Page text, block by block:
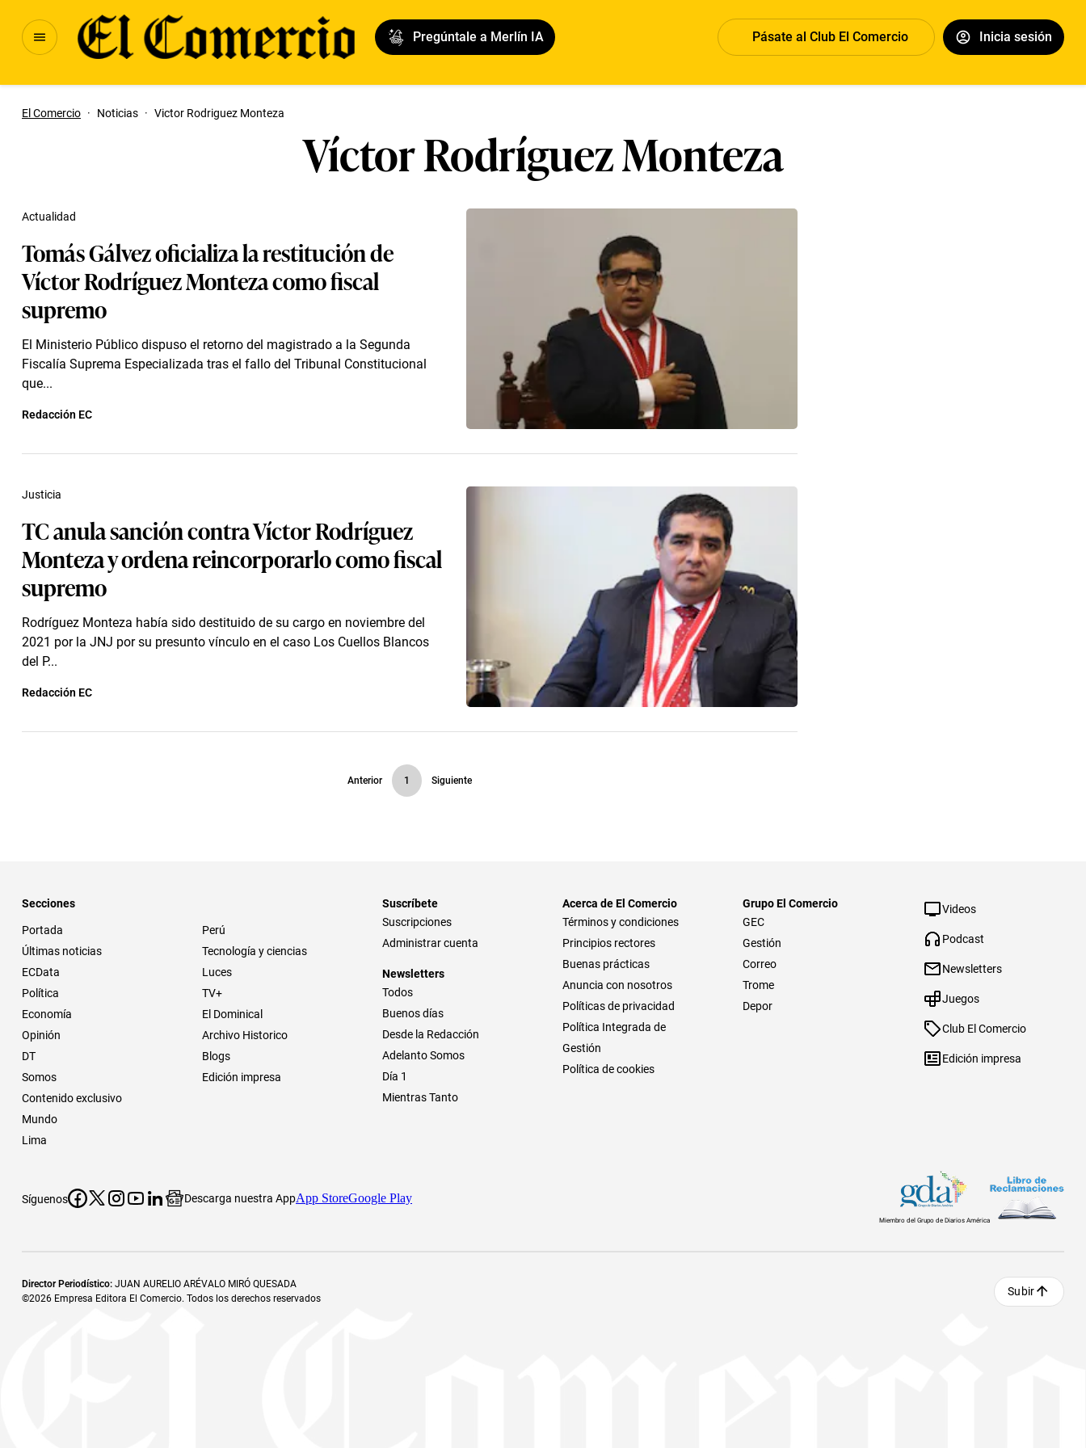
Pregúntale a Merlín IA Pásate al Club El Comercio Inicia sesión
El Comercio · Noticias · Victor Rodriguez Monteza
Víctor Rodríguez Monteza
Tomás Gálvez oficializa la restitución de
Víctor Rodríguez Monteza como fiscal
supremo
El Ministerio Público dispuso el retorno del magistrado a la Segunda
Fiscalía Suprema Especializada tras el fallo del Tribunal Constitucional
que...
Actualidad
Redacción EC
TC anula sanción contra Víctor Rodríguez
Monteza y ordena reincorporarlo como fiscal
supremo
Rodríguez Monteza había sido destituido de su cargo en noviembre del
2021 por la JNJ por su presunto vínculo en el caso Los Cuellos Blancos
del P...
Justicia
Redacción EC
Anterior 1 Siguiente
Secciones
Portada
Últimas noticias
ECData
Política
Economía
Opinión
DT
Somos
Contenido exclusivo
Mundo
Lima
Perú
Tecnología y ciencias
Luces
TV+
El Dominical
Archivo Historico
Blogs
Edición impresa
Suscríbete
Suscripciones
Administrar cuenta
Newsletters
Todos
Buenos días
Desde la Redacción
Adelanto Somos
Día 1
Mientras Tanto
Acerca de El Comercio
Términos y condiciones
Principios rectores
Buenas prácticas
Anuncia con nosotros
Políticas de privacidad
Política Integrada de
Gestión
Política de cookies
Grupo El Comercio
GEC
Gestión
Correo
Trome
Depor
Videos
Podcast
Newsletters
Juegos
Club El Comercio
Edición impresa
Síguenos Descarga nuestra AppApp StoreGoogle Play
Miembro del Grupo de Diarios América
Director Periodístico: JUAN AURELIO ARÉVALO MIRÓ QUESADA
©2026 Empresa Editora El Comercio. Todos los derechos reservados
Subir